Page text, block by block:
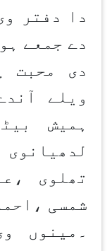
دا دفتر
دے جمعے
دی محبت
ویلے
ہمیش
تھلوی
شمسی
۔مینوں